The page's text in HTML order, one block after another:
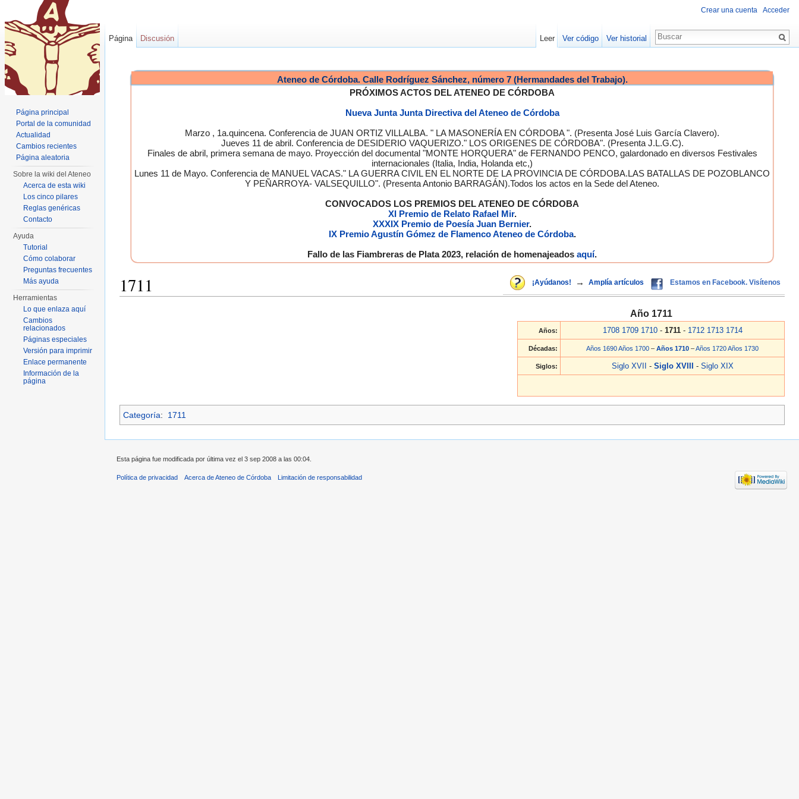
Ateneo de Córdoba. Calle Rodríguez Sánchez, número 7 (Hermandades del Trabajo).
PRÓXIMOS ACTOS DEL ATENEO DE CÓRDOBA
Nueva Junta Junta Directiva del Ateneo de Córdoba
Marzo , 1a.quincena. Conferencia de JUAN ORTIZ VILLALBA. " LA MASONERÍA EN CÓRDOBA ". (Presenta José Luis García Clavero).
Jueves 11 de abril. Conferencia de DESIDERIO VAQUERIZO." LOS ORIGENES DE CÓRDOBA". (Presenta J.L.G.C).
Finales de abril, primera semana de mayo. Proyección del documental "MONTE HORQUERA" de FERNANDO PENCO, galardonado en diversos Festivales
internacionales (Italia, India, Holanda etc,)
Lunes 11 de Mayo. Conferencia de MANUEL VACAS." LA GUERRA CIVIL EN EL NORTE DE LA PROVINCIA DE CÓRDOBA.LAS BATALLAS DE POZOBLANCO
Y PEÑARROYA- VALSEQUILLO". (Presenta Antonio BARRAGÁN).Todos los actos en la Sede del Ateneo.
CONVOCADOS LOS PREMIOS DEL ATENEO DE CÓRDOBA
XI Premio de Relato Rafael Mir.
XXXIX Premio de Poesía Juan Bernier.
IX Premio Agustín Gómez de Flamenco Ateneo de Córdoba.
Fallo de las Fiambreras de Plata 2023, relación de homenajeados aquí.
¡Ayúdanos! → Amplía artículos Estamos en Facebook. Visítenos
1711
Año 1711
Años: 1708 1709 1710- 1711 - 1712 1713 1714
Décadas: Años 1690Años 1700 – Años 1710 –Años 1720Años 1730
Siglos: Siglo XVII - Siglo XVIII - Siglo XIX
Categoría: 1711
Crear una cuenta Acceder
Página Discusión Leer Ver código Ver historial
Página principal
Portal de la comunidad
Actualidad
Cambios recientes
Página aleatoria
Sobre la wiki del Ateneo
Acerca de esta wiki
Los cinco pilares
Reglas genéricas
Contacto
Ayuda
Tutorial
Cómo colaborar
Preguntas frecuentes
Más ayuda
Herramientas
Lo que enlaza aquí
Cambios
relacionados
Páginas especiales
Versión para imprimir
Enlace permanente
Información de la
página
Esta página fue modificada por última vez el 3 sep 2008 a las 00:04.
Política de privacidad Acerca de Ateneo de Córdoba Limitación de responsabilidad